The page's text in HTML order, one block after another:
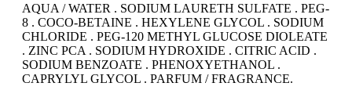
AQUA / WATER . SODIUM LAURETH SULFATE . PEG-
8 . COCO-BETAINE . HEXYLENE GLYCOL . SODIUM
CHLORIDE . PEG-120 METHYL GLUCOSE DIOLEATE
. ZINC PCA . SODIUM HYDROXIDE . CITRIC ACID .
SODIUM BENZOATE . PHENOXYETHANOL .
CAPRYLYL GLYCOL . PARFUM / FRAGRANCE.